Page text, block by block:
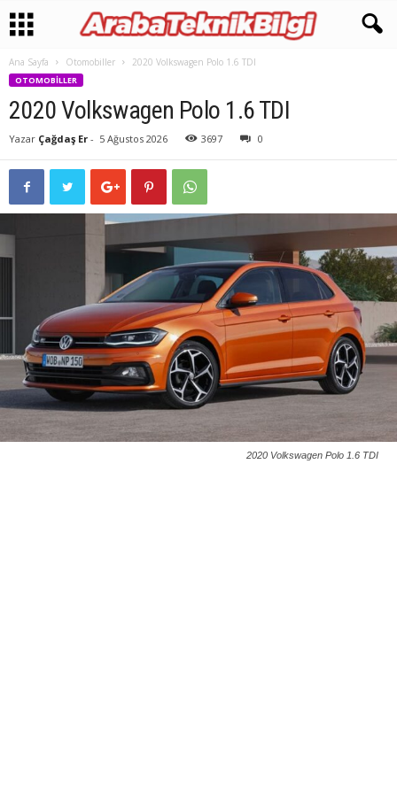
Ana Sayfa Otomobiller 2020 Volkswagen Polo 1.6 TDI
OTOMOBILLER
2020 Volkswagen Polo 1.6 TDI
Yazar Çağdaş Er - 5 Ağustos 2026 3697 0
2020 Volkswagen Polo 1.6 TDI